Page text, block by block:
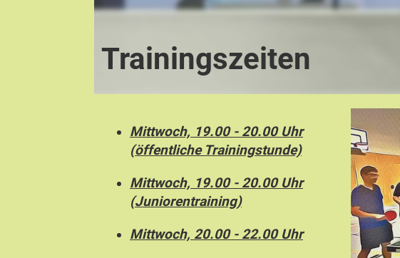
Trainingszeiten
Mittwoch, 19.00 - 20.00 Uhr
(öffentliche Trainingstunde)
Mittwoch, 19.00 - 20.00 Uhr
(Juniorentraining)
Mittwoch, 20.00 - 22.00 Uhr